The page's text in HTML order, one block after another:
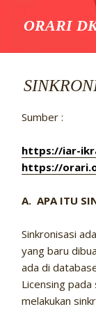
ORARI
Sumber :
https://iar-
https://
A. APA ITU
Sinkronisasi
yang baru
ada di
Licensing
melakukan